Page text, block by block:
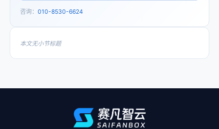
咨询： 010-8530-6624
本文无小节标题